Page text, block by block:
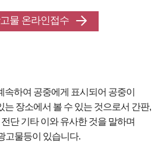
물 온라인접수
속하여 공중에게 표시되어 공중이
는 장소에서 볼 수 있는 것으로서 간판,
단 기타 이와 유사한 것을 말하며
고물등이 있습니다.